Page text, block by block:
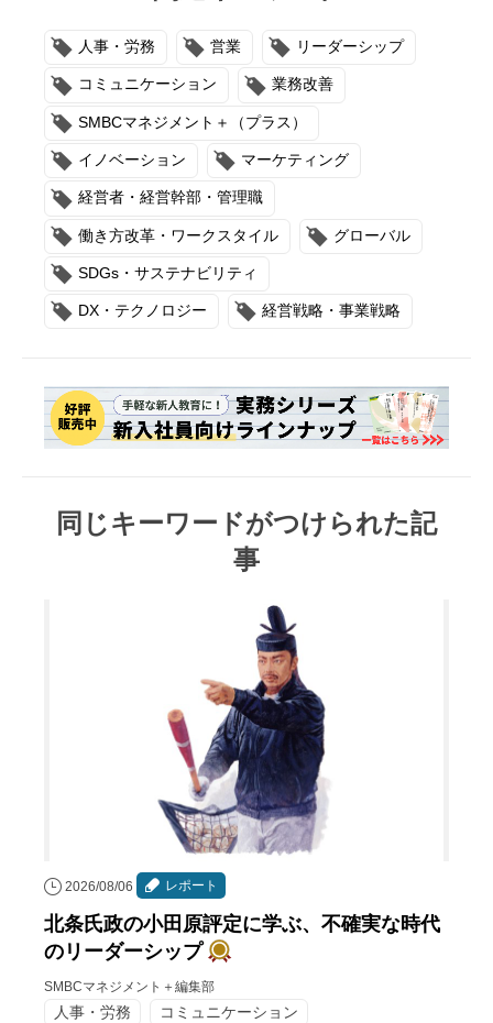
人事・労務 営業 リーダーシップ
コミュニケーション 業務改善
SMBCマネジメント＋（プラス）
イノベーション マーケティング
経営者・経営幹部・管理職
働き方改革・ワークスタイル グローバル
SDGs・サステナビリティ
DX・テクノロジー 経営戦略・事業戦略
同じキーワードがつけられた記
事
2026/08/06 レポート
北条氏政の小田原評定に学ぶ、不確実な時代
のリーダーシップ
SMBCマネジメント＋編集部
人事・労務
コミュニケーション